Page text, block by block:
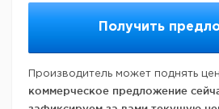
Получить
Производитель может поднять
коммерческое предложение